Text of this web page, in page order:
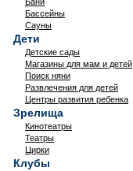
Бассейны
Сауны
Дети
Детские сады
Магазины для мам и детей
Поиск няни
Развлечения для детей
Центры развития ребенка
Зрелища
Кинотеатры
Театры
Цирки
Клубы